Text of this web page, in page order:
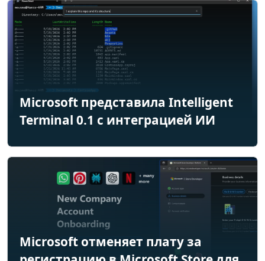
Microsoft представила Intelligent
Terminal 0.1 с интеграцией ИИ
Microsoft отменяет плату за